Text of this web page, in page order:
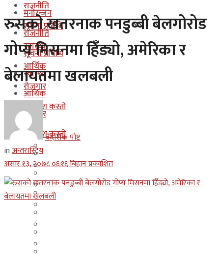
राजनीति
सूचना प्रबिधि
स्वास्थ्य
आर्थिक
रोजगार
कुन देश कस्तो
इजरायल
कुवेत
दक्षिण कोरीया
मनोरन्जन
राजनीति
सूचना प्रबिधि
स्वास्थ्य
आर्थिक
रोजगार
कुन देश कस्तो
कुवेत
रुसको खतरनाक पनडुब्बी बेलगोरोड
गोप्य मिसनमा हिँँड्यो, अमेरिका र
बेलायतमा खलबली
बैदेशिक पोष्ट
inअन्तरास्ट्रिय
असार १३, २०७८ ०६;१६ बिहान प्रकाशित